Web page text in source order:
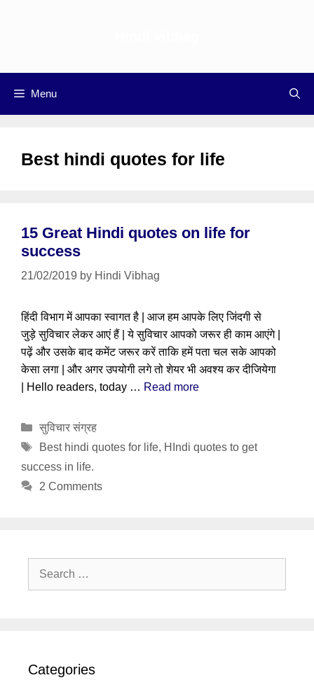
Menu
Best hindi quotes for life
15 Great Hindi quotes on life for
success
21/02/2019 by Hindi Vibhag
हिंदी विभाग में आपका स्वागत है | आज हम आपके लिए जिंदगी से
जुड़े सुविचार लेकर आएं हैं | ये सुविचार आपको जरूर ही काम आएंगे |
पढ़ें और उसके बाद कमेंट जरूर करें ताकि हमें पता चल सके आपको
केसा लगा | और अगर उपयोगी लगे तो शेयर भी अवश्य कर दीजियेगा
| Hello readers, today … Read more
Categories
सुविचार संग्रह
Tags
Best hindi quotes for life, HIndi quotes to get
success in life.
2 Comments
Search
Categories